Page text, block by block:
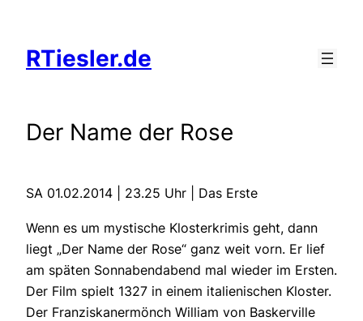
springen
RTiesler.de
Der Name der Rose
SA 01.02.2014 | 23.25 Uhr | Das Erste
Wenn es um mystische Klosterkrimis geht, dann
liegt „Der Name der Rose“ ganz weit vorn. Er lief
am späten Sonnabendabend mal wieder im Ersten.
Der Film spielt 1327 in einem italienischen Kloster.
Der Franziskanermönch William von Baskerville